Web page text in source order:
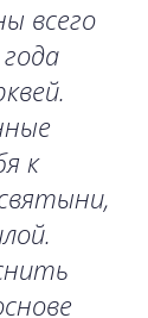
всего
к